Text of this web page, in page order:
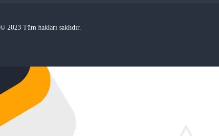
© 2023 Tüm hakları saklıdır.